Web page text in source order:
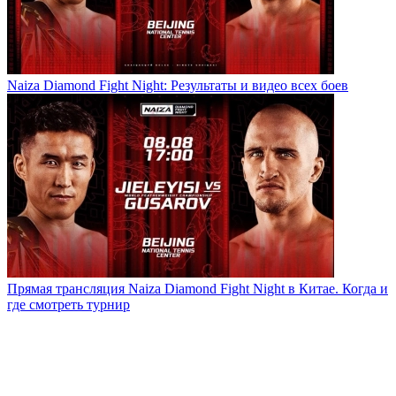
Naiza Diamond Fight Night: Результаты и видео всех боев
Прямая трансляция Naiza Diamond Fight Night в Китае. Когда и
где смотреть турнир